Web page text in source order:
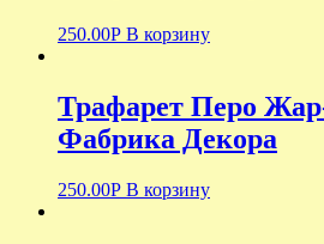
250.00Р В корзину
Трафарет Перо
Фабрика Декора
250.00Р В корзину